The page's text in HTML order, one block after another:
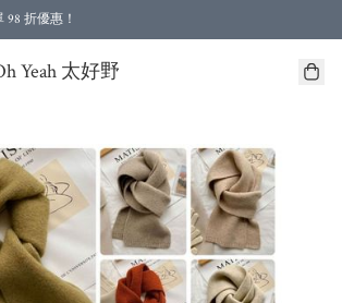
折優惠！
折優惠！
Yeah 太好野